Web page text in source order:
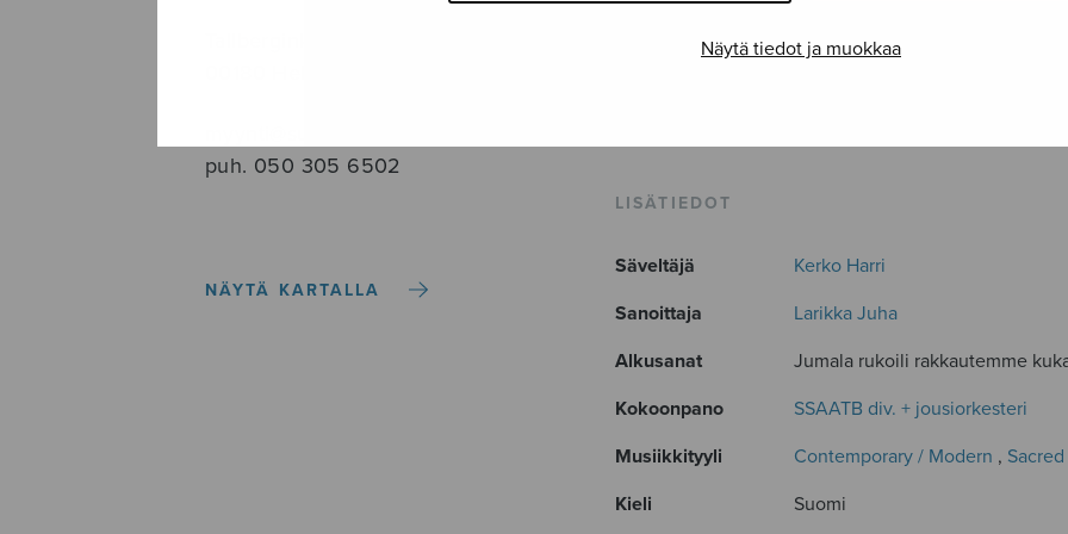
Näytä tiedot ja muokkaa
puh. 050 305 6502
NÄYTÄ KARTALLA
LISÄTIEDOT
Säveltäjä
Kerko Harri
Sanoittaja
Larikka Juha
Alkusanat
Jumala rukoili rakkautemme
Kokoonpano
SSAATB div. + jousiorkesteri
Musiikkityyli
Contemporary / Modern , Sacred
Kieli
Suomi